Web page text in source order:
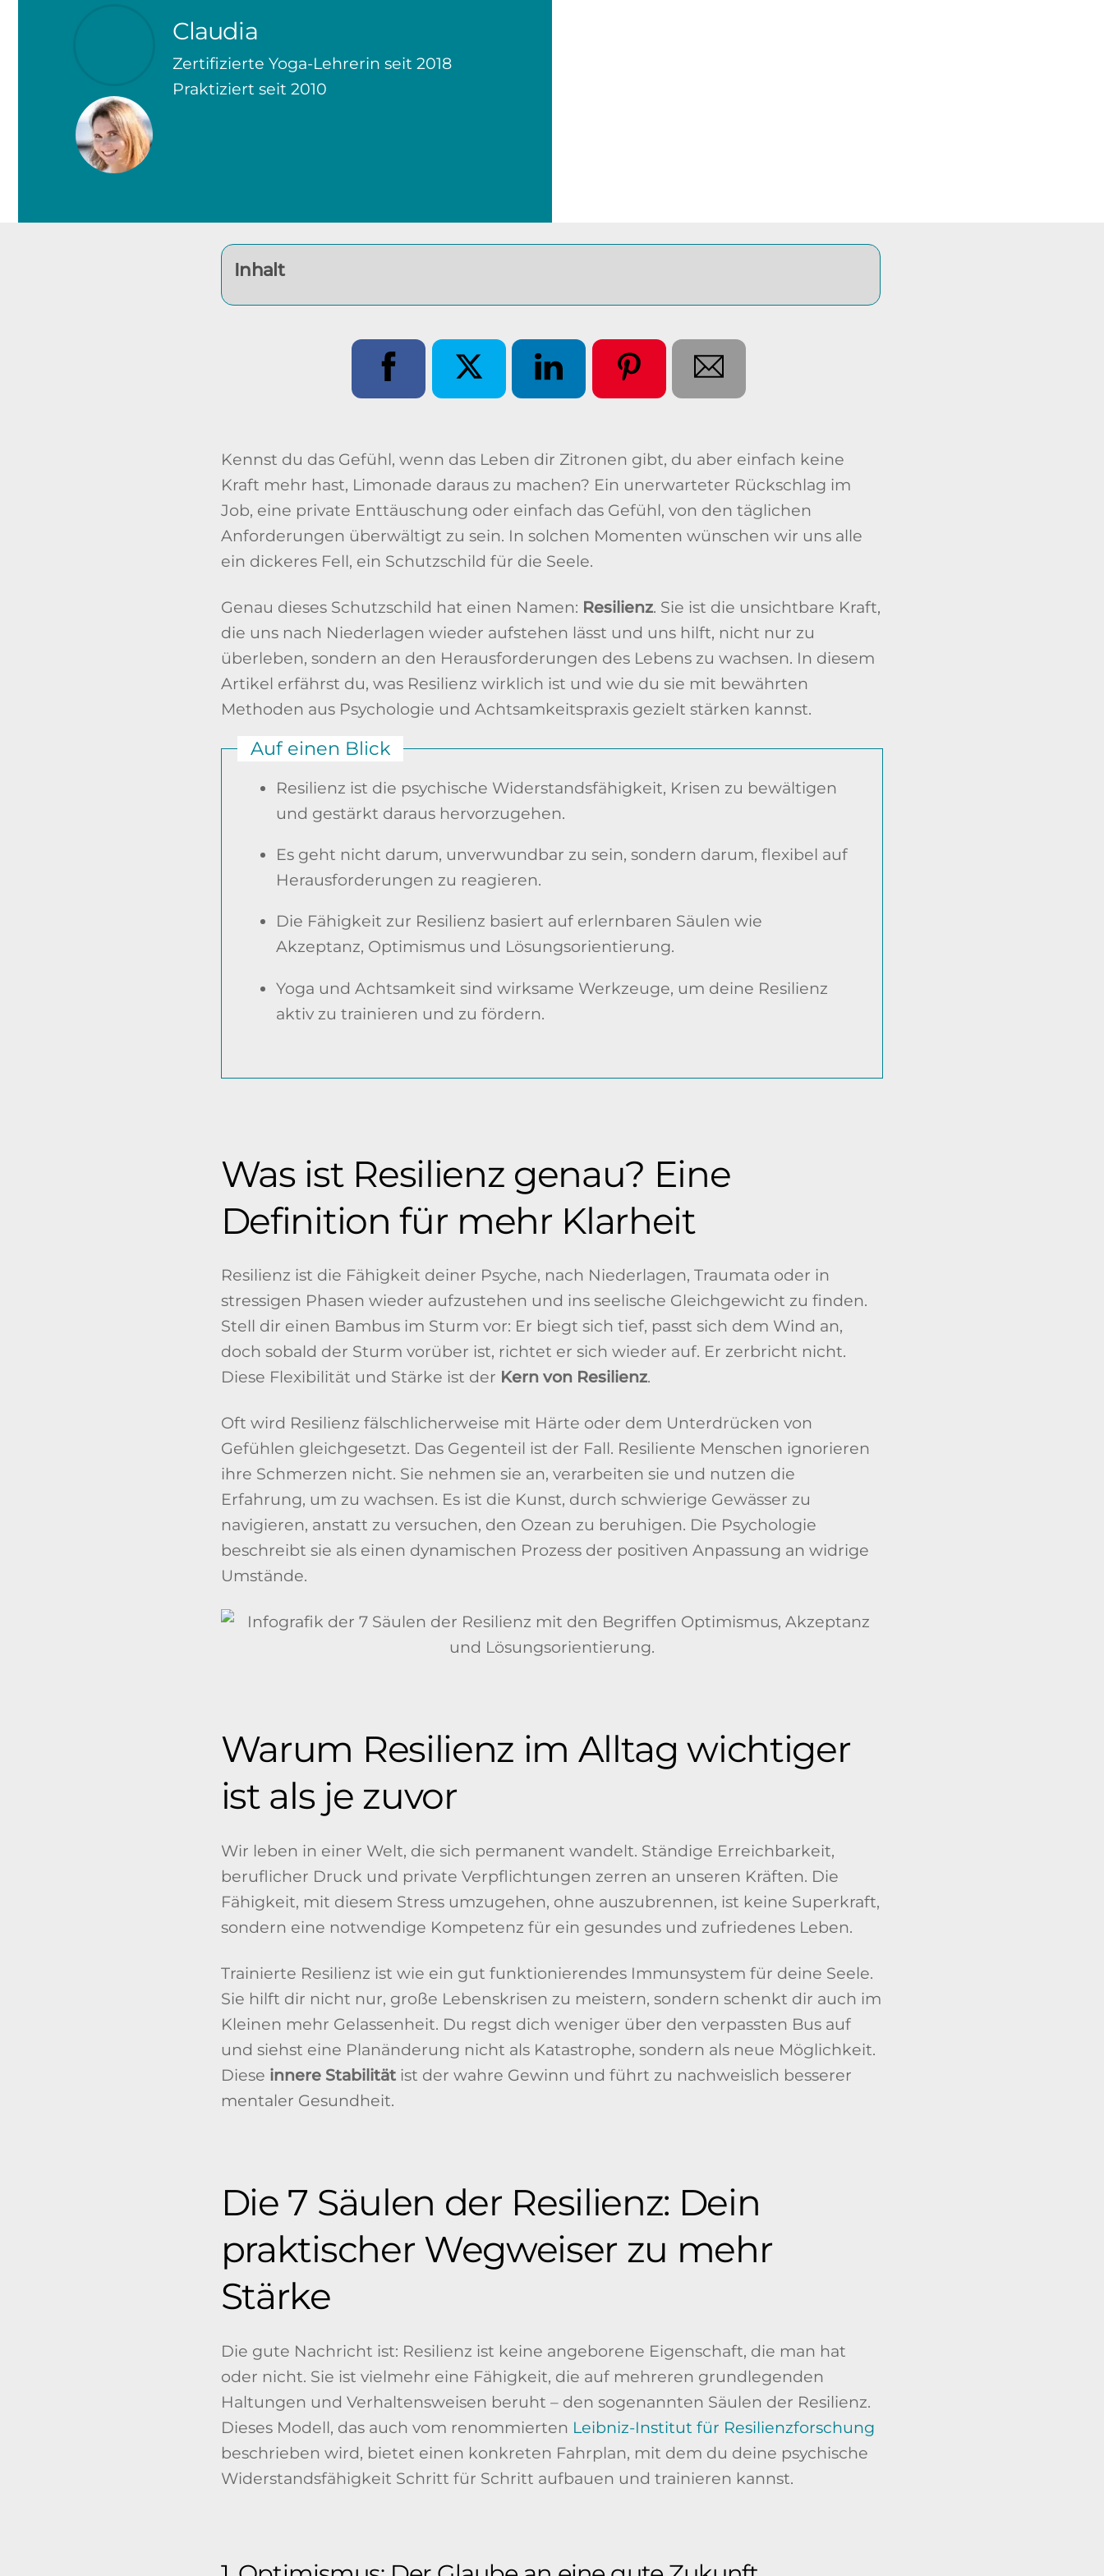
Claudia
Zertifizierte Yoga-Lehrerin seit 2018
Praktiziert seit 2010
Inhalt
Kennst du das Gefühl, wenn das Leben dir Zitronen gibt, du aber einfach keine
Kraft mehr hast, Limonade daraus zu machen? Ein unerwarteter Rückschlag im
Job, eine private Enttäuschung oder einfach das Gefühl, von den täglichen
Anforderungen überwältigt zu sein. In solchen Momenten wünschen wir uns alle
ein dickeres Fell, ein Schutzschild für die Seele.
Genau dieses Schutzschild hat einen Namen: Resilienz. Sie ist die unsichtbare Kraft,
die uns nach Niederlagen wieder aufstehen lässt und uns hilft, nicht nur zu
überleben, sondern an den Herausforderungen des Lebens zu wachsen. In diesem
Artikel erfährst du, was Resilienz wirklich ist und wie du sie mit bewährten
Methoden aus Psychologie und Achtsamkeitspraxis gezielt stärken kannst.
Auf einen Blick
Resilienz ist die psychische Widerstandsfähigkeit, Krisen zu bewältigen
und gestärkt daraus hervorzugehen.
Es geht nicht darum, unverwundbar zu sein, sondern darum, flexibel auf
Herausforderungen zu reagieren.
Die Fähigkeit zur Resilienz basiert auf erlernbaren Säulen wie
Akzeptanz, Optimismus und Lösungsorientierung.
Yoga und Achtsamkeit sind wirksame Werkzeuge, um deine Resilienz
aktiv zu trainieren und zu fördern.
Was ist Resilienz genau? Eine
Definition für mehr Klarheit
Resilienz ist die Fähigkeit deiner Psyche, nach Niederlagen, Traumata oder in
stressigen Phasen wieder aufzustehen und ins seelische Gleichgewicht zu finden.
Stell dir einen Bambus im Sturm vor: Er biegt sich tief, passt sich dem Wind an,
doch sobald der Sturm vorüber ist, richtet er sich wieder auf. Er zerbricht nicht.
Diese Flexibilität und Stärke ist der Kern von Resilienz.
Oft wird Resilienz fälschlicherweise mit Härte oder dem Unterdrücken von
Gefühlen gleichgesetzt. Das Gegenteil ist der Fall. Resiliente Menschen ignorieren
ihre Schmerzen nicht. Sie nehmen sie an, verarbeiten sie und nutzen die
Erfahrung, um zu wachsen. Es ist die Kunst, durch schwierige Gewässer zu
navigieren, anstatt zu versuchen, den Ozean zu beruhigen. Die Psychologie
beschreibt sie als einen dynamischen Prozess der positiven Anpassung an widrige
Umstände.
Warum Resilienz im Alltag wichtiger
ist als je zuvor
Wir leben in einer Welt, die sich permanent wandelt. Ständige Erreichbarkeit,
beruflicher Druck und private Verpflichtungen zerren an unseren Kräften. Die
Fähigkeit, mit diesem Stress umzugehen, ohne auszubrennen, ist keine Superkraft,
sondern eine notwendige Kompetenz für ein gesundes und zufriedenes Leben.
Trainierte Resilienz ist wie ein gut funktionierendes Immunsystem für deine Seele.
Sie hilft dir nicht nur, große Lebenskrisen zu meistern, sondern schenkt dir auch im
Kleinen mehr Gelassenheit. Du regst dich weniger über den verpassten Bus auf
und siehst eine Planänderung nicht als Katastrophe, sondern als neue Möglichkeit.
Diese innere Stabilitätist der wahre Gewinn und führt zu nachweislich besserer
mentaler Gesundheit.
Die 7 Säulen der Resilienz: Dein
praktischer Wegweiser zu mehr
Stärke
Die gute Nachricht ist: Resilienz ist keine angeborene Eigenschaft, die man hat
oder nicht. Sie ist vielmehr eine Fähigkeit, die auf mehreren grundlegenden
Haltungen und Verhaltensweisen beruht – den sogenannten Säulen der Resilienz.
Dieses Modell, das auch vom renommierten Leibniz-Institut für Resilienzforschung
beschrieben wird, bietet einen konkreten Fahrplan, mit dem du deine psychische
Widerstandsfähigkeit Schritt für Schritt aufbauen und trainieren kannst.